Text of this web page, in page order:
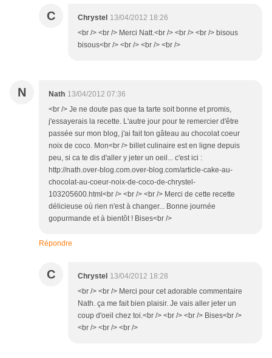
C Chrystel 13/04/2012 18:26
<br /> <br /> Merci Natt.<br /> <br /> <br /> bisous
bisous<br /> <br /> <br /> <br />
N Nath 13/04/2012 07:36
<br /> Je ne doute pas que ta tarte soit bonne et promis,
j'essayerais la recette. L'autre jour pour te remercier d'être
passée sur mon blog, j'ai fait ton gâteau au chocolat coeur
noix de coco. Mon<br /> billet culinaire est en ligne depuis
peu, si ca te dis d'aller y jeter un oeil... c'est ici :
http://nath.over-blog.com.over-blog.com/article-cake-au-
chocolat-au-coeur-noix-de-coco-de-chrystel-
103205600.html<br /> <br /> <br /> Merci de cette recette
délicieuse où rien n'est à changer... Bonne journée
gopurmande et à bientôt ! Bises<br />
Répondre
C Chrystel 13/04/2012 18:28
<br /> <br /> Merci pour cet adorable commentaire
Nath. ça me fait bien plaisir. Je vais aller jeter un
coup d'oeil chez toi.<br /> <br /> <br /> Bises<br />
<br /> <br /> <br />